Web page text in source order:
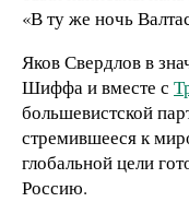
«В ту же ночь
Яков Свердлов в
Шиффа и вместе с
большевистской
стремившееся к
глобальной цели
Россию.